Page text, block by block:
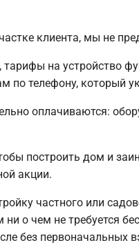
клиента, мы не
на устройство
по телефону, который
оплачиваются:
построить дом и
акции.
частного или
о чем не требуется
без